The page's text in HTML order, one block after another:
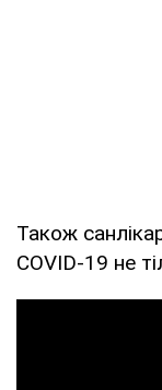
Також
COVID-19 не